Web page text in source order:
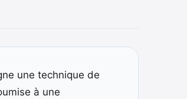
une technique de
à une